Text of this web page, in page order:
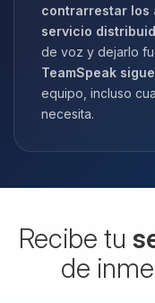
contrarrestar los
servicio
de voz y dejarlo
TeamSpeak
equipo, incluso
necesita.
Recibe tu
de